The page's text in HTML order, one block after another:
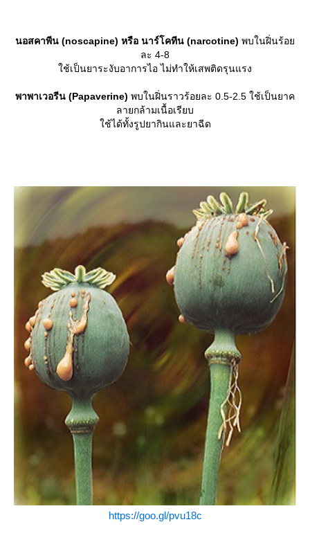
นอสคาพีน (noscapine) หรือ นาร์โคทีน (narcotine) พบในฝิ่นร้อ
ละ 4-8
ช้เป็นยาระงับอาการไอ ไม่ทำให้เสพติดรุนแรง
พาพาเวอรีน (Papaverine) พบในฝิ่นราวร้อยละ 0.5-2.5 ใช้เป็นยาค
ลายกล้ามเนื้อเรียบ
ช้ได้ทั้งรูปยากินและยาฉีด
https://goo.gl/pvu18c